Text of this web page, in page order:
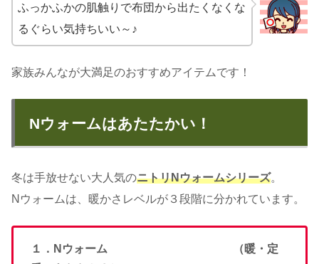
ふっかふかの肌触りで布団から出たくなくな
るぐらい気持ちいい～♪
家族みんなが大満足のおすすめアイテムです！
Nウォームはあたたかい！
冬は手放せない大人気のニトリNウォームシリーズ。
Nウォームは、暖かさレベルが３段階に分かれています。
１．Nウォーム （暖・定